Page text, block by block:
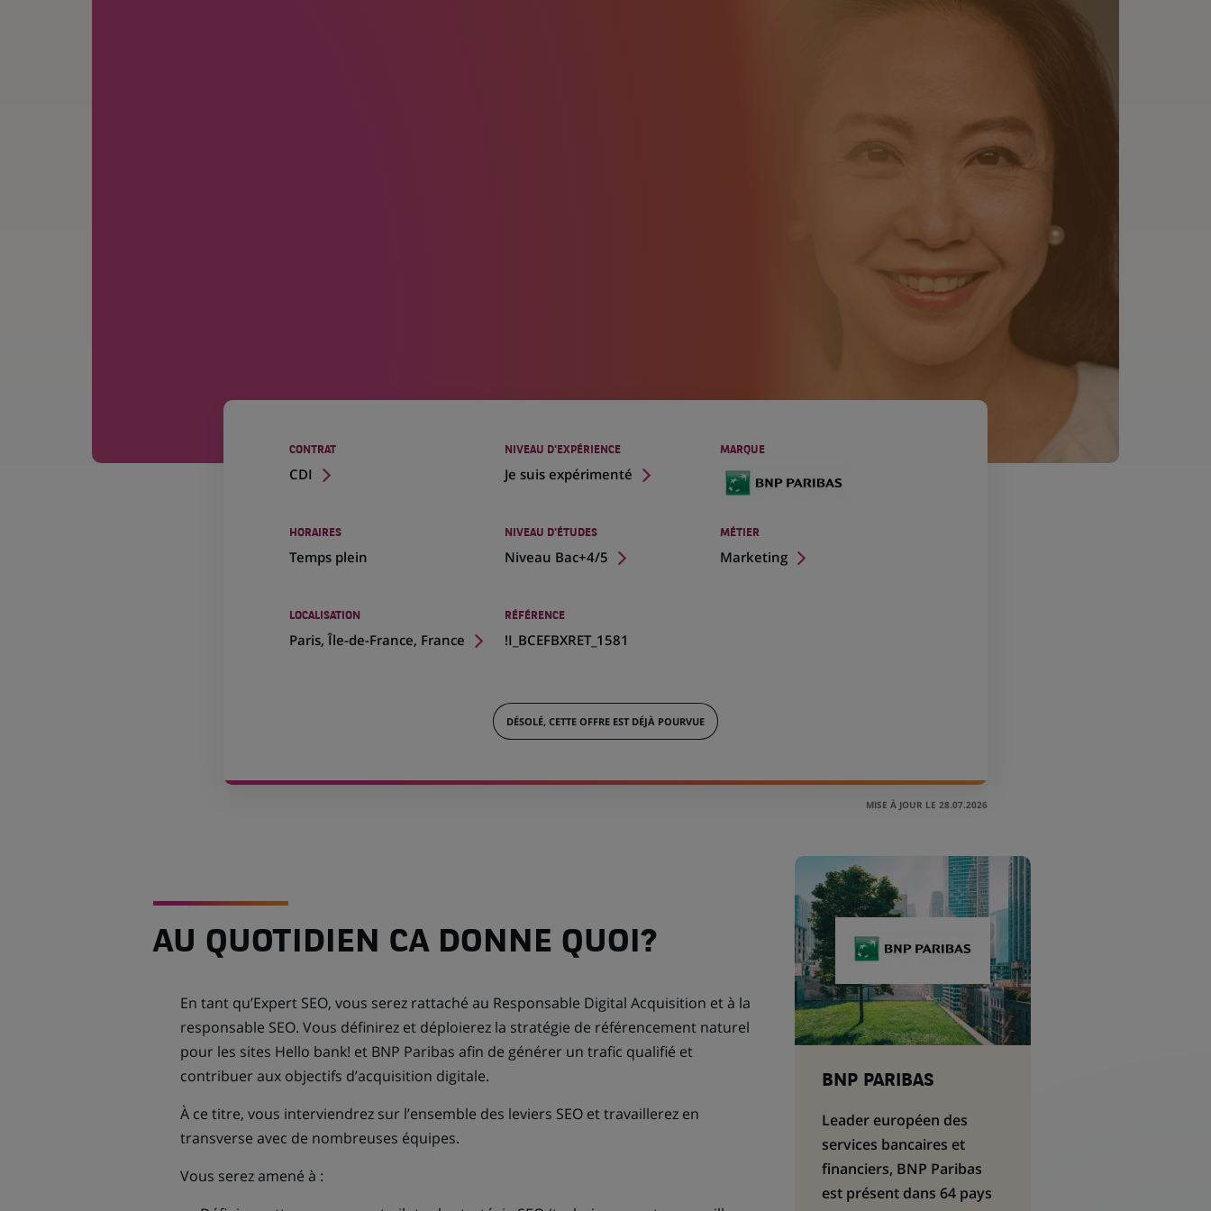
CONTRAT
CDI
NIVEAU D'EXPÉRIENCE
Je suis expérimenté
MARQUE
HORAIRES
Temps plein
NIVEAU D'ÉTUDES
Niveau Bac+4/5
MÉTIER
Marketing
LOCALISATION
Paris, Île-de-France, France
(Ce
RÉFÉRENCE
!I_BCEFBXRET_1581
DÉSOLÉ, CETTE OFFRE EST DÉJÀ POURVUE
MISE À JOUR LE 28.07.2026
AU QUOTIDIEN CA DONNE QUOI?
En tant qu’Expert SEO, vous serez rattaché au Responsable Digital Acquisition et à la
responsable SEO. Vous définirez et déploierez la stratégie de référencement naturel
pour les sites Hello bank! et BNP Paribas afin de générer un trafic qualifié et
contribuer aux objectifs d’acquisition digitale.
À ce titre, vous interviendrez sur l’ensemble des leviers SEO et travaillerez en
transverse avec de nombreuses équipes.
Vous serez amené à :
BNP PARIBAS
Leader européen des
services bancaires et
financiers, BNP Paribas
est présent dans 64 pays